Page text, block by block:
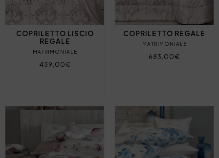
COPRILETTO LISCIO
REGALE
MATRIMONIALE
439,00€
COPRILETTO REGALE
MATRIMONIALE
683,00€